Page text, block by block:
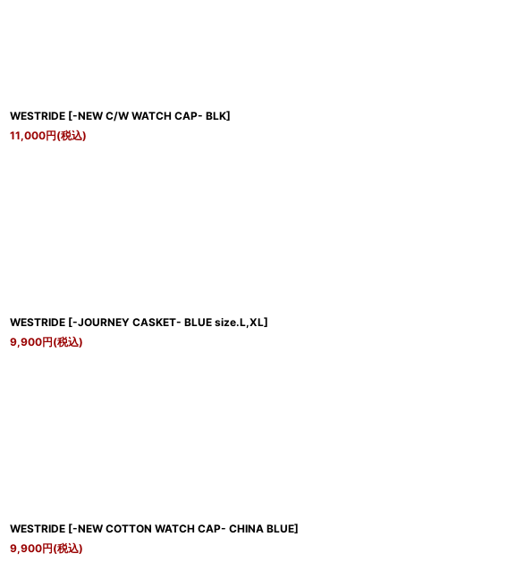
WESTRIDE [-NEW C/W WATCH CAP- BLK]
11,000円(税込)
WESTRIDE [-JOURNEY CASKET- BLUE size.L,XL]
9,900円(税込)
WESTRIDE [-NEW COTTON WATCH CAP- CHINA BLUE]
9,900円(税込)